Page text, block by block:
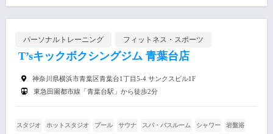
パーソナルトレーニング フィットネス・スポーツ
T’sキックボクシングジム 青葉台店
神奈川県横浜市青葉区青葉台1丁目5-4 サンクスビル1F
東急田園都市線「青葉台駅」から徒歩2分
スタジオ ホットスタジオ プール サウナ スパ・バスルーム シャワー 岩盤浴